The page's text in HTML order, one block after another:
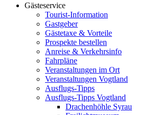
Gästeservice
Tourist-Information
Gastgeber
Gästetaxe & Vorteile
Prospekte bestellen
Anreise & Verkehrsinfo
Fahrpläne
Veranstaltungen im Ort
Veranstaltungen Vogtland
Ausflugs-Tipps
Ausflugs-Tipps Vogtland
Drachenhöhle Syrau